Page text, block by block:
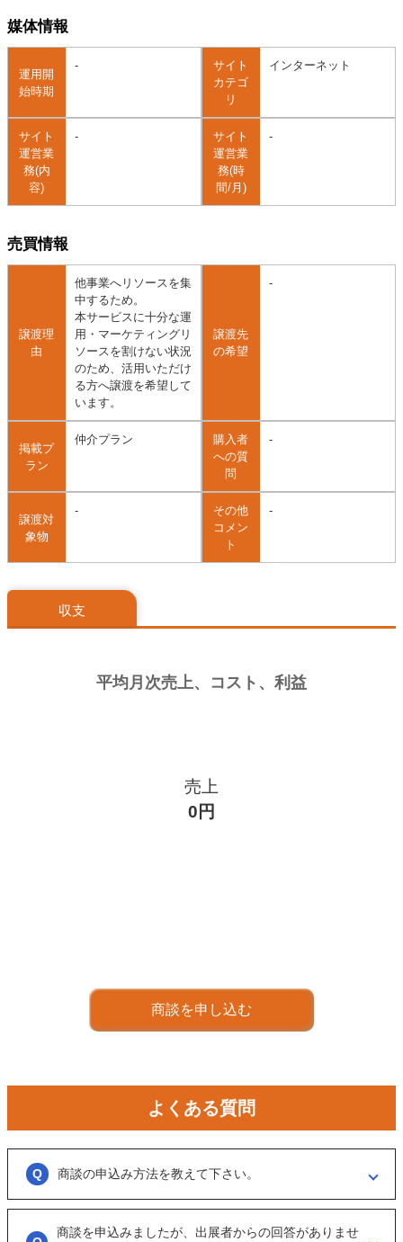
媒体情報
運用開
始時期
-
サイト
カテゴ
リ
インターネット
サイト
運営業
務(内
容)
-
サイト
運営業
務(時
間/月)
-
売買情報
譲渡理
由
他事業へリソースを集
中するため。
本サービスに十分な運
用・マーケティングリ
ソースを割けない状況
のため、活用いただけ
る方へ譲渡を希望して
います。
譲渡先
の希望
-
掲載プ
ラン
仲介プラン
購入者
への質
問
-
譲渡対
象物
-
その他
コメン
ト
-
収支
売上
0円
商談を申し込む
よくある質問
商談の申込み方法を教えて下さい。
「商談を申し込む」ボタンからお申し込みください。
商談といっても、急に条件、金額交渉を行う訳ではなくまずは、どのよ
商談を申込みましたが、出展者からの回答がありませ